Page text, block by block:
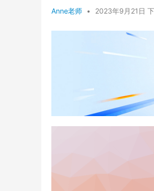
Anne老师 • 2023年9月21日